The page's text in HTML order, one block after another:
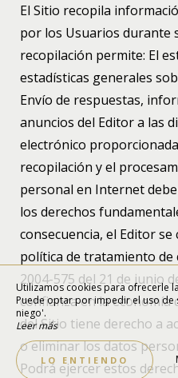
El Sitio recopila
por los Usuarios durante
recopilación permite: El
estadísticas generales
Envío de respuestas,
anuncios del Editor a las
electrónico
recopilación y el
personal en Internet
los derechos
consecuencia, el Editor
política de tratamiento de
2004-575 del 21 de junio
confianza en la
del Sitio tiene derecho a
o eliminar los datos
Podrá ejercer estos
Utilizamos cookies para ofrecerle
Puede optar por impedir el uso de
niego'.
Leer más
LO ENTIENDO